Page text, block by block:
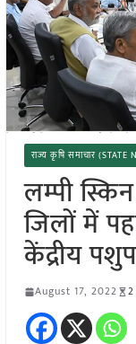
राज्य कृषि समाचार (STATE
लम्पी
जिलों में
केंद्रीय
August 17, 2022